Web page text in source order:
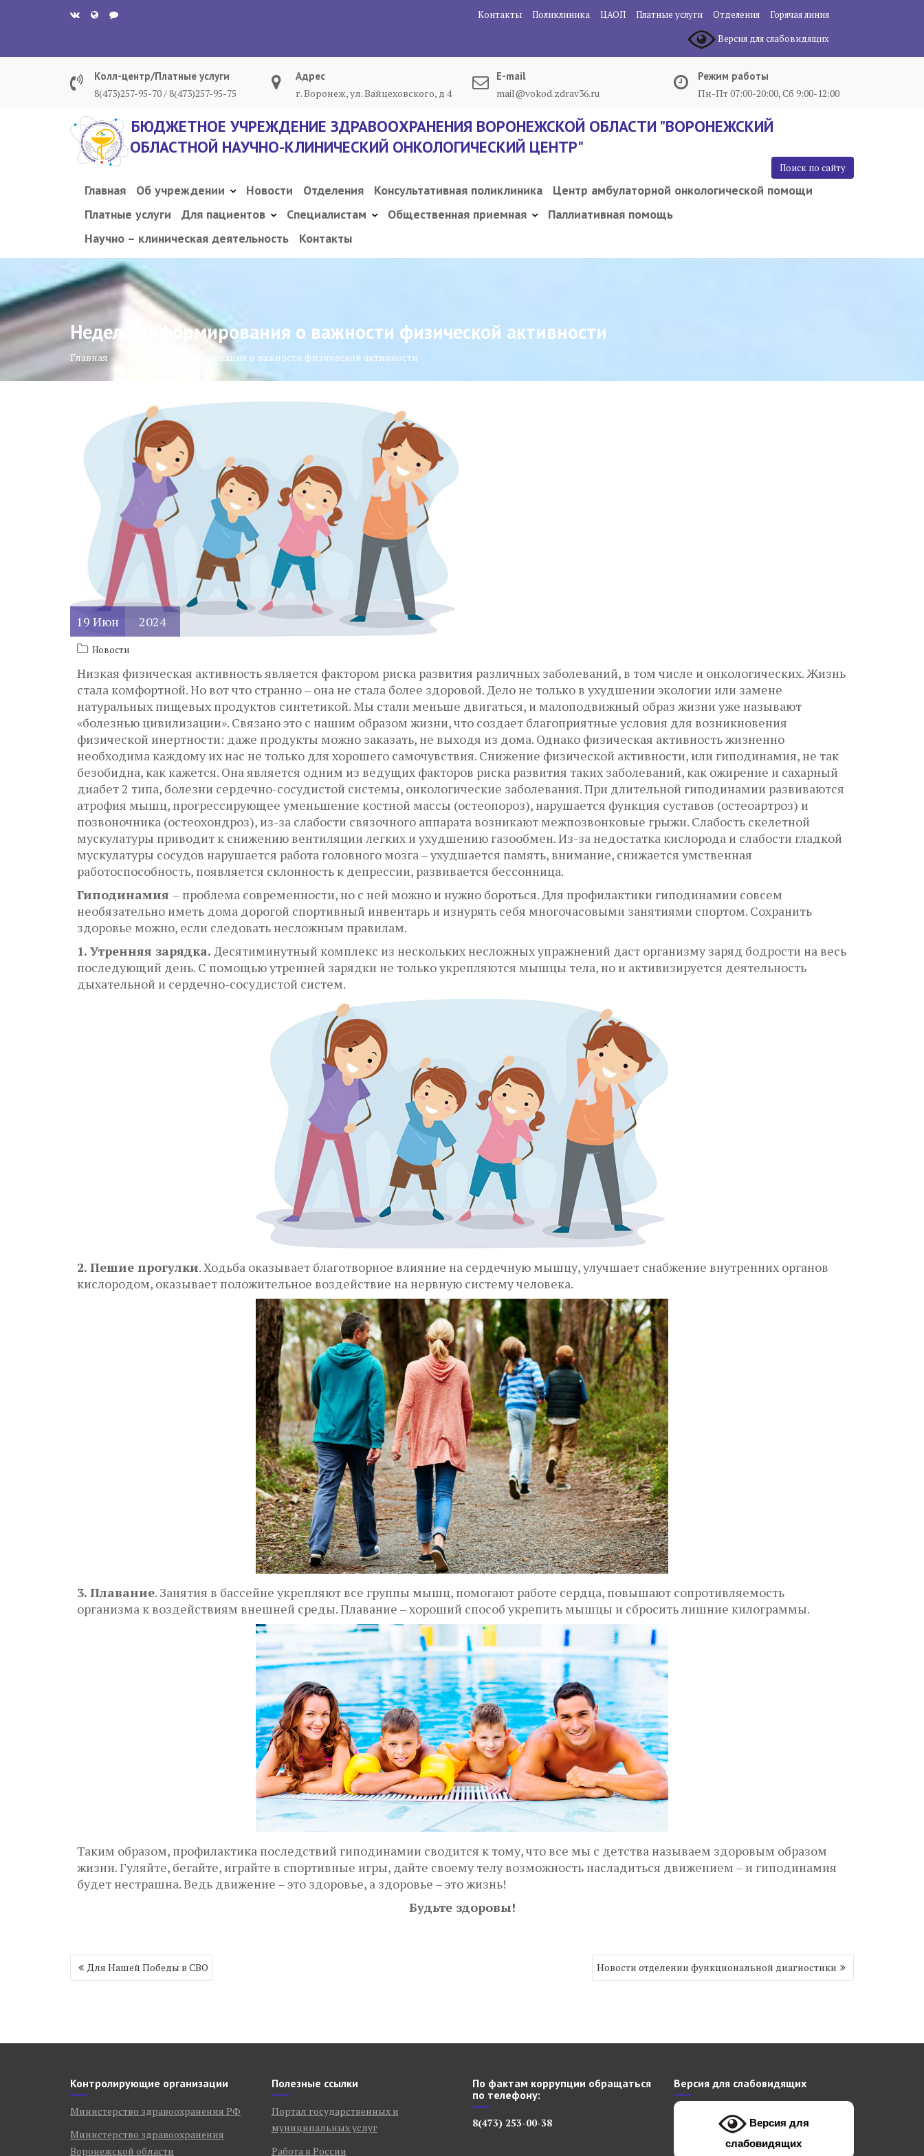
Контакты Поликлиника ЦАОП Платные услуги Отделения
Горячая линия
Версия для слабовидящих
Колл-центр/Платные услуги
8(473)257-95-70 / 8(473)257-95-75
Адрес
г. Воронеж, ул. Вайцеховского, д 4
E-mail
mail@vokod.zdrav36.ru
Режим работы
Пн-Пт 07:00-20:00, Сб 9:00-12:00
БЮДЖЕТНОЕ УЧРЕЖДЕНИЕ ЗДРАВООХРАНЕНИЯ ВОРОНЕЖСКОЙ ОБЛАСТИ "ВОРОНЕЖСКИЙ
ОБЛАСТНОЙ НАУЧНО-КЛИНИЧЕСКИЙ ОНКОЛОГИЧЕСКИЙ ЦЕНТР"
Поиск по сайту
Главная Об учреждении Новости Отделения Консультативная поликлиника
Центр амбулаторной онкологической помощи
Платные услуги
Для пациентов Специалистам Общественная приемная
Паллиативная помощь
Научно – клиническая деятельность
Контакты
Неделя информирования о важности физической активности
Главная Неделя информирования о важности физической активности
19 Июн 2024
Новости
Низкая физическая активность является фактором риска развития различных заболеваний, в том числе и онкологических. Жизнь
стала комфортной. Но вот что странно – она не стала более здоровой. Дело не только в ухудшении экологии или замене
натуральных пищевых продуктов синтетикой. Мы стали меньше двигаться, и малоподвижный образ жизни уже называют
«болезнью цивилизации». Связано это с нашим образом жизни, что создает благоприятные условия для возникновения
физической инертности: даже продукты можно заказать, не выходя из дома. Однако физическая активность жизненно
необходима каждому их нас не только для хорошего самочувствия. Снижение физической активности, или гиподинамия, не так
безобидна, как кажется. Она является одним из ведущих факторов риска развития таких заболеваний, как ожирение и сахарный
диабет 2 типа, болезни сердечно-сосудистой системы, онкологические заболевания. При длительной гиподинамии развиваются
атрофия мышц, прогрессирующее уменьшение костной массы (остеопороз), нарушается функция суставов (остеоартроз) и
позвоночника (остеохондроз), из-за слабости связочного аппарата возникают межпозвонковые грыжи. Слабость скелетной
мускулатуры приводит к снижению вентиляции легких и ухудшению газообмен. Из-за недостатка кислорода и слабости гладкой
мускулатуры сосудов нарушается работа головного мозга – ухудшается память, внимание, снижается умственная
работоспособность, появляется склонность к депрессии, развивается бессонница.
Гиподинамия – проблема современности, но с ней можно и нужно бороться. Для профилактики гиподинамии совсем
необязательно иметь дома дорогой спортивный инвентарь и изнурять себя многочасовыми занятиями спортом. Сохранить
здоровье можно, если следовать несложным правилам.
1. Утренняя зарядка. Десятиминутный комплекс из нескольких несложных упражнений даст организму заряд бодрости на весь
последующий день. С помощью утренней зарядки не только укрепляются мышцы тела, но и активизируется деятельность
дыхательной и сердечно-сосудистой систем.
2. Пешие прогулки. Ходьба оказывает благотворное влияние на сердечную мышцу, улучшает снабжение внутренних органов
кислородом, оказывает положительное воздействие на нервную систему человека.
3. Плавание. Занятия в бассейне укрепляют все группы мышц, помогают работе сердца, повышают сопротивляемость
организма к воздействиям внешней среды. Плавание – хороший способ укрепить мышцы и сбросить лишние килограммы.
Таким образом, профилактика последствий гиподинамии сводится к тому, что все мы с детства называем здоровым образом
жизни. Гуляйте, бегайте, играйте в спортивные игры, дайте своему телу возможность насладиться движением – и гиподинамия
будет нестрашна. Ведь движение – это здоровье, а здоровье – это жизнь!
Будьте здоровы!
Навигация
по
Для Нашей Победы в СВО Новости отделении функциональной диагностики
Контролирующие организации
Министерство здравоохранения РФ
Министерство здравоохранения
Воронежской области
Полезные ссылки
Портал государственных и
муниципальных услуг
Работа в России
По фактам коррупции обращаться
по телефону:
8(473) 253-00-38
Версия для слабовидящих
Версия для
слабовидящих